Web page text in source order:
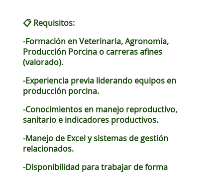
📋 Requisitos:
-Formación en Veterinaria, Agronomía,
Producción Porcina o carreras afines
(valorado).
-Experiencia previa liderando equipos en
producción porcina.
-Conocimientos en manejo reproductivo,
sanitario e indicadores productivos.
-Manejo de Excel y sistemas de gestión
relacionados.
-Disponibilidad para trabajar de forma